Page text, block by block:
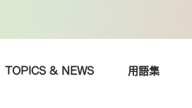
TOPICS & NEWS 用語集